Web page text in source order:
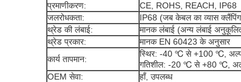
प्रमाणीकरण:
CE, ROHS, REACH, IP68
जलरोधकता:
IP68 (जब केबल का व्यास
थ्रेड की लंबाई:
मानक लंबाई (अन्य लंबाई
थ्रेड प्रकार:
मानक EN 60423 के अनुसार
कार्य तापमान:
स्थिर: -40 ℃ से +100 ℃,
गतिशील: -20 ℃ से +80 ℃,
OEM सेवा:
हाँ, उपलब्ध